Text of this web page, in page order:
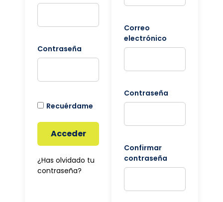
Contraseña
Recuérdame
Acceder
¿Has olvidado tu
contraseña?
Correo
electrónico
Contraseña
Confirmar
contraseña